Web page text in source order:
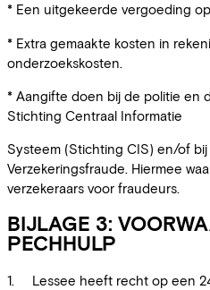
* Een uitgekeerde vergoeding
* Extra gemaakte kosten in
onderzoekskosten.
* Aangifte doen bij de politie en
Stichting Centraal Informatie
Systeem (Stichting CIS) en/of
Verzekeringsfraude. Hiermee
verzekeraars voor fraudeurs.
BIJLAGE 3:
PECHHULP
1. Lessee heeft recht op een